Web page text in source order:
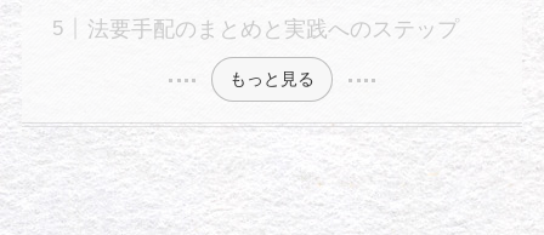
法要手配のまとめと実践へのステップ
もっと見る